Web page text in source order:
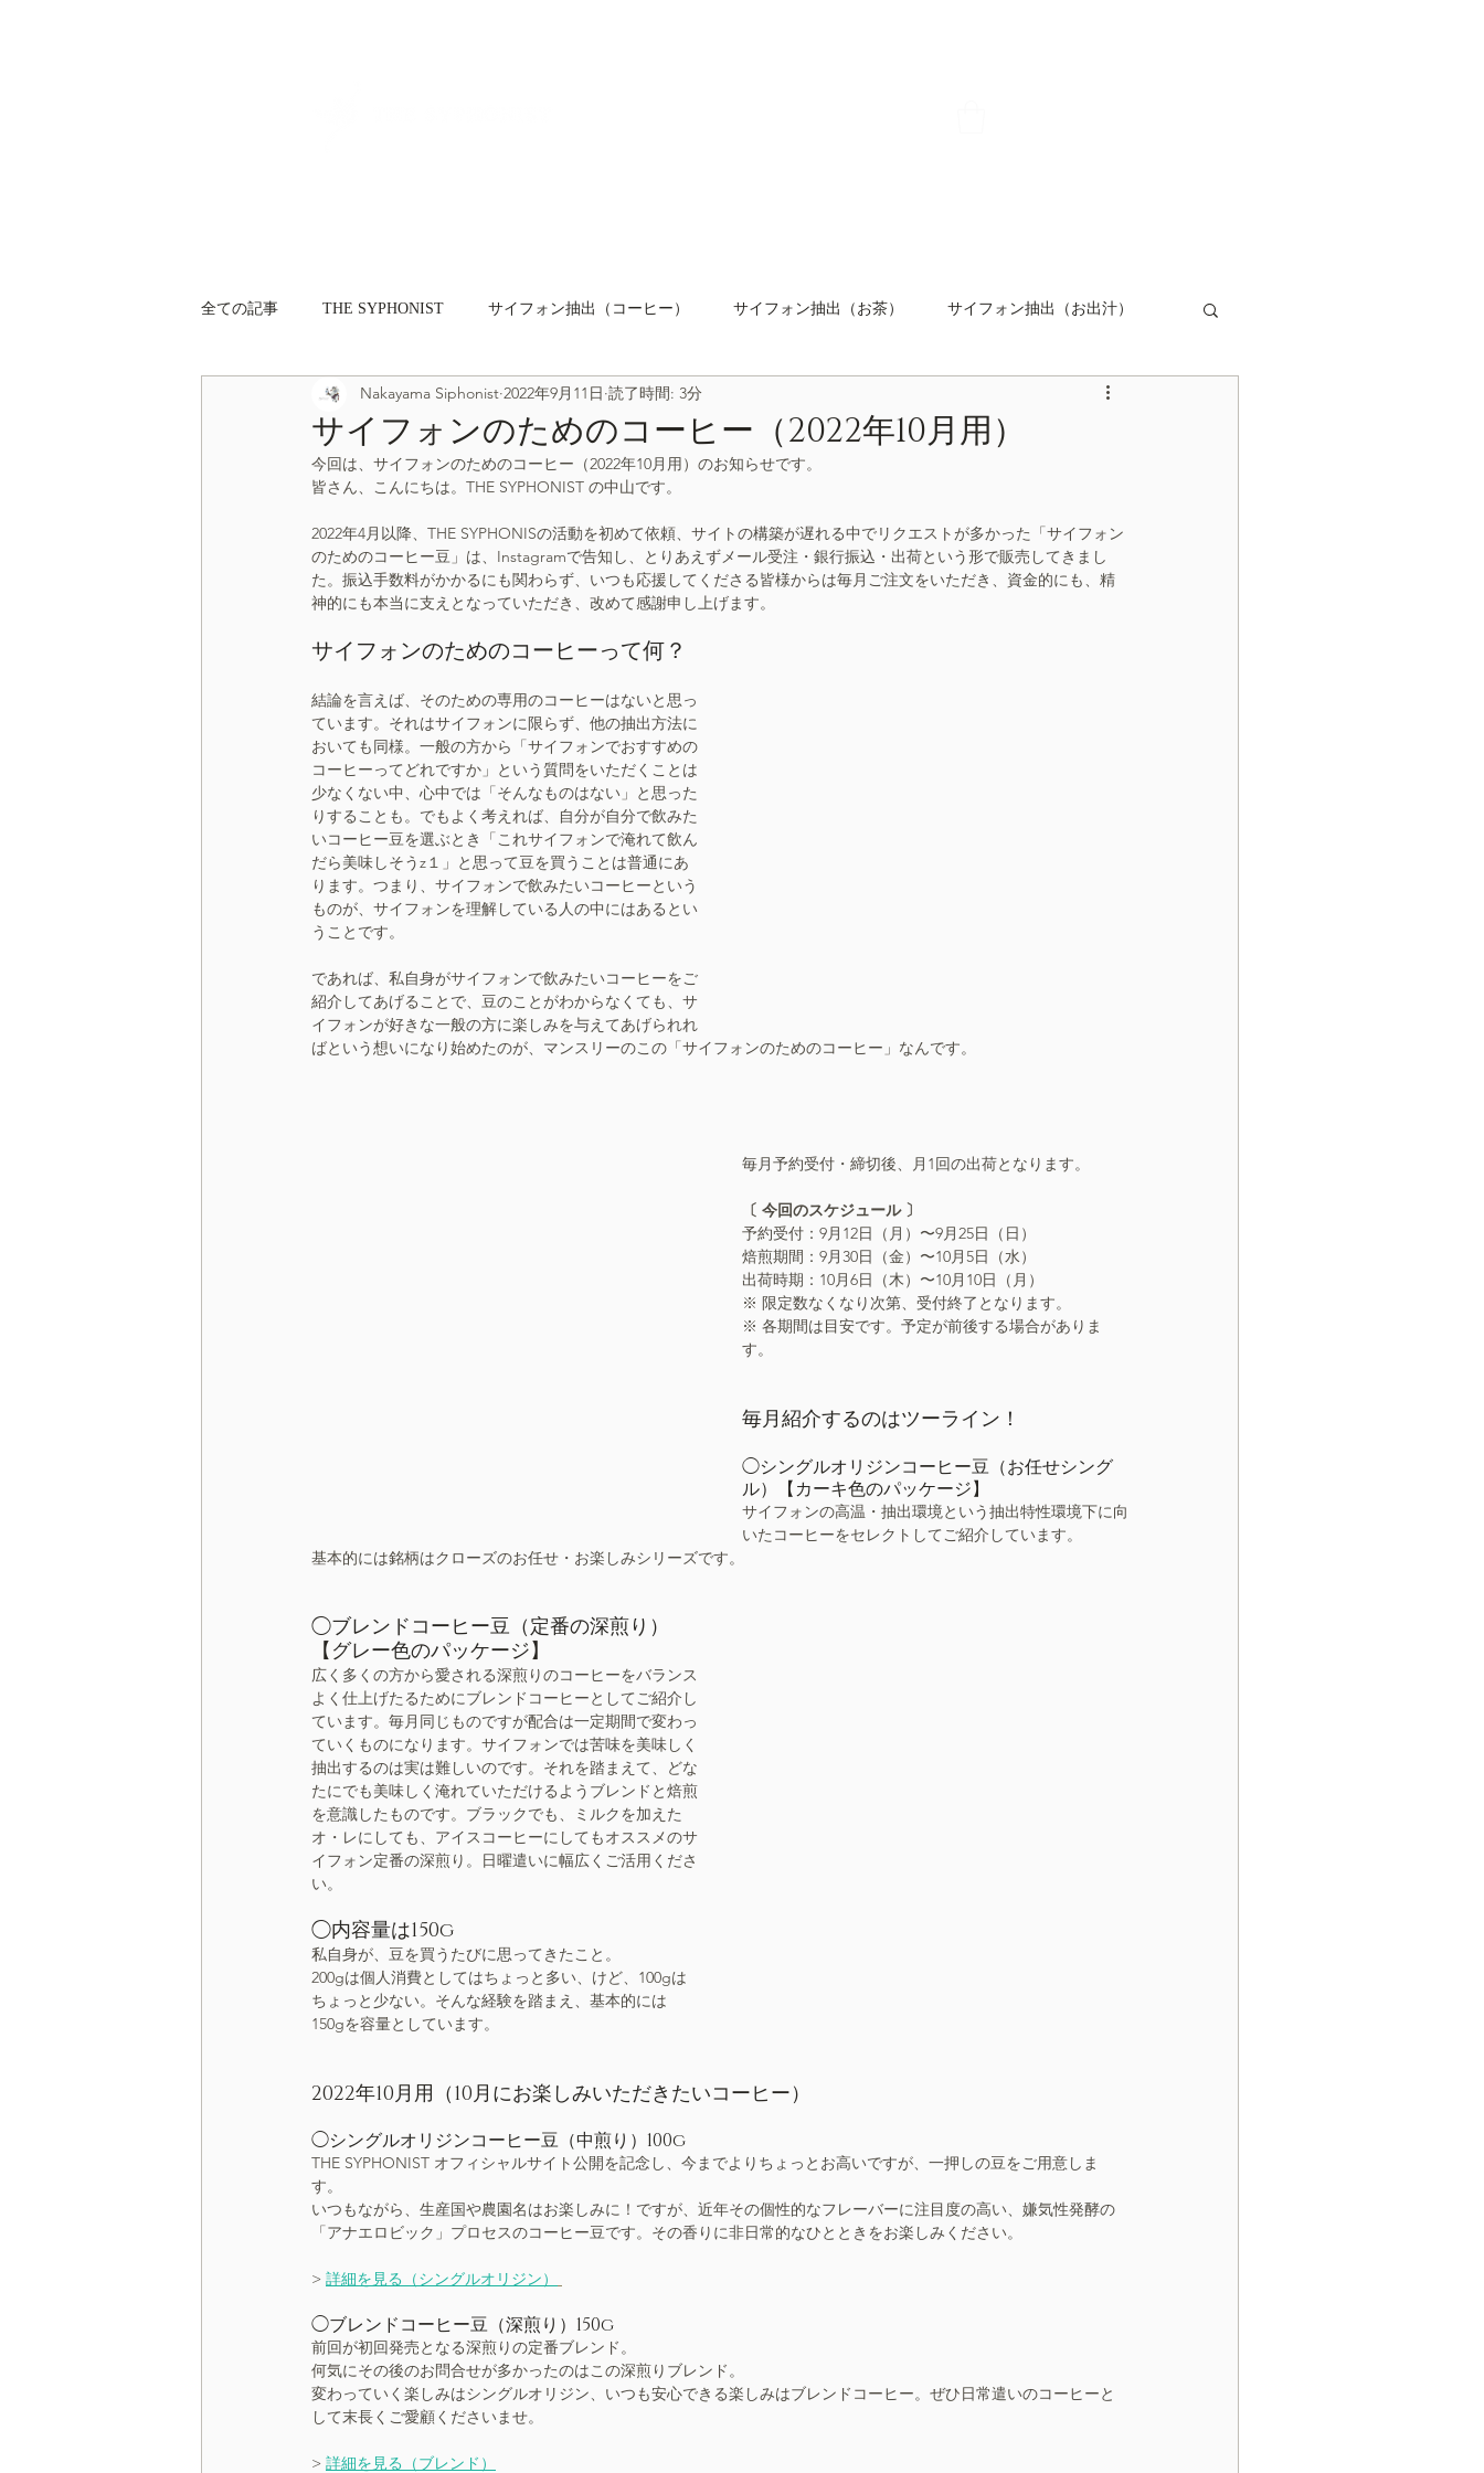
全ての記事 THE SYPHONIST サイフォン抽出（コーヒー） サイフォン抽出（お茶） サイフォン抽出（お出汁）
サイフォニスト（Siphonist） オリジナル品 温度コントロール バキュームコントロール
プロ向け情報 一般向け情報 レシピ SIPHON SYNERGY TALK
間借りCafe束の間
サイフォンのためのコーヒー（2022年10月用）
Nakayama Siphonist 2022年9月11日 読了時間: 3分
今回は、サイフォンのためのコーヒー（2022年10月用）のお知らせです。
皆さん、こんにちは。THE SYPHONIST の中山です。
2022年4月以降、THE SYPHONISの活動を初めて依頼、サイトの構築が遅れる中でリクエストが多かった「サイフォン
のためのコーヒー豆」は、Instagramで告知し、とりあえずメール受注・銀行振込・出荷という形で販売してきまし
た。振込手数料がかかるにも関わらず、いつも応援してくださる皆様からは毎月ご注文をいただき、資金的にも、精
神的にも本当に支えとなっていただき、改めて感謝申し上げます。
サイフォンのためのコーヒーって何？
結論を言えば、そのための専用のコーヒーはないと思っ
ています。それはサイフォンに限らず、他の抽出方法に
おいても同様。一般の方から「サイフォンでおすすめの
コーヒーってどれですか」という質問をいただくことは
少なくない中、心中では「そんなものはない」と思った
りすることも。でもよく考えれば、自分が自分で飲みた
いコーヒー豆を選ぶとき「これサイフォンで淹れて飲ん
だら美味しそうz１」と思って豆を買うことは普通にあ
ります。つまり、サイフォンで飲みたいコーヒーという
ものが、サイフォンを理解している人の中にはあるとい
うことです。
であれば、私自身がサイフォンで飲みたいコーヒーをご
紹介してあげることで、豆のことがわからなくても、サ
イフォンが好きな一般の方に楽しみを与えてあげられれ
ばという想いになり始めたのが、マンスリーのこの「サイフォンのためのコーヒー」なんです。
毎月予約受付・締切後、月1回の出荷となります。
〔 今回のスケジュール 〕
予約受付：9月12日（月）〜9月25日（日）
焙煎期間：9月30日（金）〜10月5日（水）
出荷時期：10月6日（木）〜10月10日（月）
※ 限定数なくなり次第、受付終了となります。
※ 各期間は目安です。予定が前後する場合がありま
す。
毎月紹介するのはツーライン！
◯シングルオリジンコーヒー豆（お任せシング
ル）【カーキ色のパッケージ】
サイフォンの高温・抽出環境という抽出特性環境下に向
いたコーヒーをセレクトしてご紹介しています。
基本的には銘柄はクローズのお任せ・お楽しみシリーズです。
◯ブレンドコーヒー豆（定番の深煎り）
【グレー色のパッケージ】
広く多くの方から愛される深煎りのコーヒーをバランス
よく仕上げたるためにブレンドコーヒーとしてご紹介し
ています。毎月同じものですが配合は一定期間で変わっ
ていくものになります。サイフォンでは苦味を美味しく
抽出するのは実は難しいのです。それを踏まえて、どな
たにでも美味しく淹れていただけるようブレンドと焙煎
を意識したものです。ブラックでも、ミルクを加えた
オ・レにしても、アイスコーヒーにしてもオススメのサ
イフォン定番の深煎り。日曜遣いに幅広くご活用くださ
い。
◯内容量は150g
私自身が、豆を買うたびに思ってきたこと。
200gは個人消費としてはちょっと多い、けど、100gは
ちょっと少ない。そんな経験を踏まえ、基本的には
150gを容量としています。
2022年10月用（10月にお楽しみいただきたいコーヒー）
◯シングルオリジンコーヒー豆（中煎り）100g
THE SYPHONIST オフィシャルサイト公開を記念し、今までよりちょっとお高いですが、一押しの豆をご用意しま
す。
いつもながら、生産国や農園名はお楽しみに！ですが、近年その個性的なフレーバーに注目度の高い、嫌気性発酵の
「アナエロビック」プロセスのコーヒー豆です。その香りに非日常的なひとときをお楽しみください。
> 詳細を見る（シングルオリジン）
◯ブレンドコーヒー豆（深煎り）150g
前回が初回発売となる深煎りの定番ブレンド。
何気にその後のお問合せが多かったのはこの深煎りブレンド。
変わっていく楽しみはシングルオリジン、いつも安心できる楽しみはブレンドコーヒー。ぜひ日常遣いのコーヒーと
して末長くご愛顧くださいませ。
> 詳細を見る（ブレンド）